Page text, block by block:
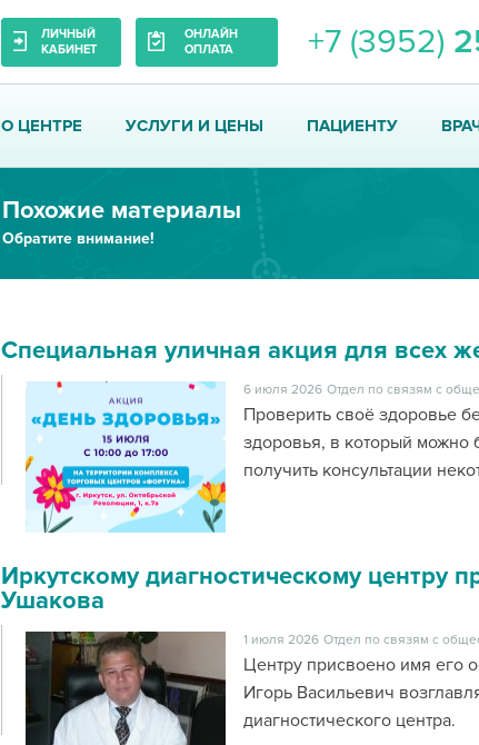
ЛИЧНЫЙ
КАБИНЕТ
ОНЛАЙН
ОПЛАТА
+7 (3952)
О ЦЕНТРЕ УСЛУГИ И ЦЕНЫ ПАЦИЕНТУ
Похожие материалы
Обратите внимание!
Специальная уличная акция для всех
6 июля 2026 Отдел по связям с
Проверить своё здоровье
здоровья, в который можно
получить консультации
Иркутскому диагностическому центру
Ушакова
1 июля 2026 Отдел по связям с
Центру присвоено имя его
Игорь Васильевич
диагностического центра.